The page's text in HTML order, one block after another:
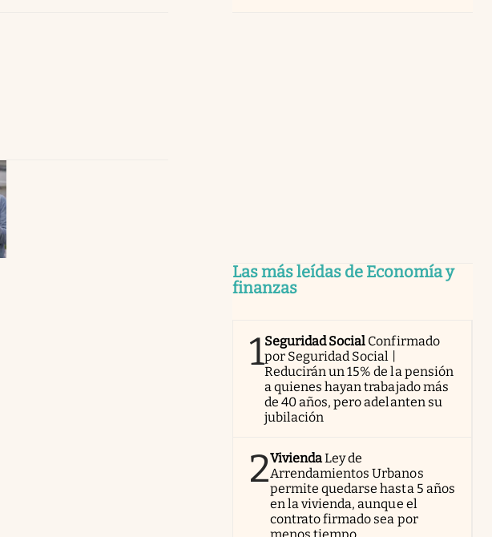
Las más leídas de Economía y
finanzas
1Seguridad Social Confirmado
por Seguridad Social |
Reducirán un 15% de la pensión
a quienes hayan trabajado más
de 40 años, pero adelanten su
jubilación
2ViviendaLey de
Arrendamientos Urbanos
permite quedarse hasta 5 años
en la vivienda, aunque el
contrato firmado sea por